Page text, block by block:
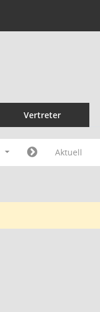
Vertreter
Aktuell